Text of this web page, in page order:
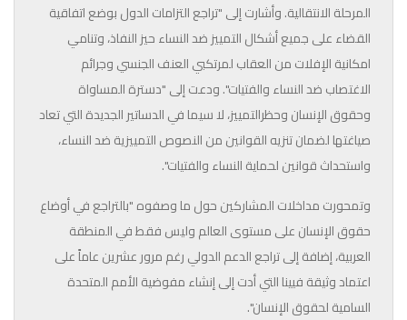
المرحلة الانتقالية. وأشارت إلى "تراجع التزامات الدول بوضع اتفاقية
القضاء على جميع أشكال التمييز ضد النساء حيز النفاذ، وتنامي
امكانية الإفلات من العقاب لمرتكبي العنف الجنسي وجرائم
الاغتصاب ضد النساء والفتيات". ودعت إلى "دسترة المساواة
وحقوق الإنسان وحظرالتمييز، لا سيما في الدساتير الجديدة التي تعاد
صياغتها لضمان تنزيه القوانين من النصوص التمييزية ضد النساء،
واستحداث قوانين لحماية النساء والفتيات".
وتمحورت مداخلات المشاركين حول ما وصفوه "بالتراجع في أوضاع
حقوق الإنسان على مستوى العالم وليس فقط في المنطقة
العربية، إضافة إلى تراجع الدعم الدولي رغم مرور عشرين عاماً على
اعتماد وثيقة فيينا التي أدت إلى إنشاء مفوضية الأمم المتحدة
السامية لحقوق الإنسان".